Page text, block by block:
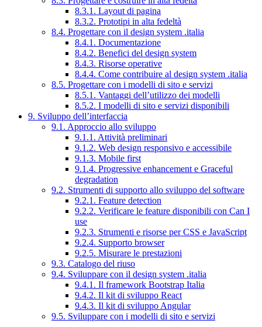
8.3.1. Layout di pagina
8.3.2. Prototipi in alta fedeltà
8.4. Progettare con il design system .italia
8.4.1. Documentazione
8.4.2. Benefici del design system
8.4.3. Risorse operative
8.4.4. Come contribuire al design system .italia
8.5. Progettare con i modelli di sito e servizi
8.5.1. Vantaggi dell’utilizzo dei modelli
8.5.2. I modelli di sito e servizi disponibili
9. Sviluppo dell’interfaccia
9.1. Approccio allo sviluppo
9.1.1. Attività preliminari
9.1.2. Web design responsivo e accessibile
9.1.3. Mobile first
9.1.4. Progressive enhancement e Graceful
degradation
9.2. Strumenti di supporto allo sviluppo del software
9.2.1. Feature detection
9.2.2. Verificare le feature disponibili con Can I
use
9.2.3. Strumenti e risorse per CSS e JavaScript
9.2.4. Supporto browser
9.2.5. Misurare le prestazioni
9.3. Catalogo del riuso
9.4. Sviluppare con il design system .italia
9.4.1. Il framework Bootstrap Italia
9.4.2. Il kit di sviluppo React
9.4.3. Il kit di sviluppo Angular
9.5. Sviluppare con i modelli di sito e servizi